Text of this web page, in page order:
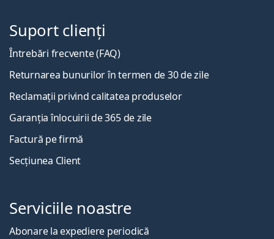
Suport clienți
Întrebări frecvente (FAQ)
Returnarea bunurilor în termen de 30 de zile
Reclamații privind calitatea produselor
Garanția înlocuirii de 365 de zile
Factură pe firmă
Secțiunea Client
Serviciile noastre
Abonare la expediere periodică